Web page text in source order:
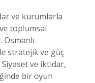
ve kurumlarla
toplumsal
stratejik ve güç
Siyaset ve iktidar,
bir oyun